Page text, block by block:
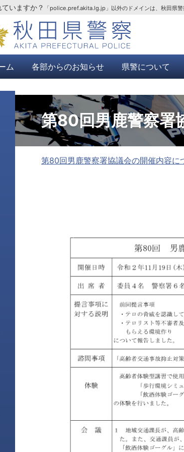
いますか？ 「police.pref.akita.lg.jp」以外のドメインは、秋田県
ム 各部からのお知らせ 県警について
第80回男鹿警察署
第80回男鹿警察署協議会の開催内容に